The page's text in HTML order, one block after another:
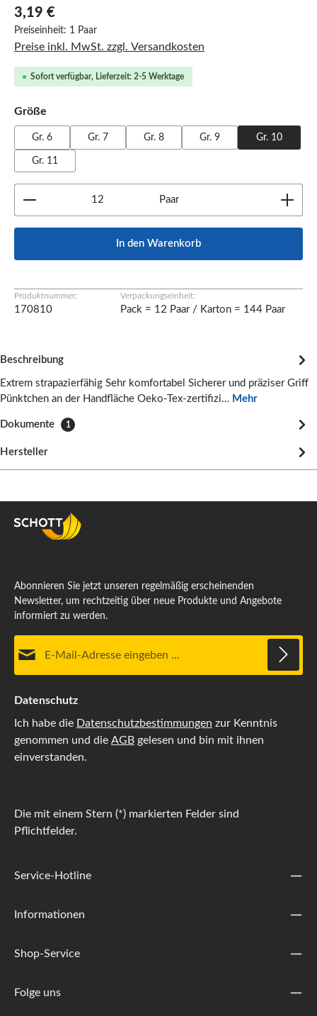
3,19 €
Preiseinheit: 1 Paar
Preise inkl. MwSt. zzgl. Versandkosten
Sofort verfügbar, Lieferzeit: 2-5 Werktage
Größe
Gr. 6 Gr. 7 Gr. 8 Gr. 9 Gr. 10
Gr. 11
Produkt Anzahl: Gib den gewünschten Wert ein
Paar
In den Warenkorb
Produktnummer:
170810
Verpackungseinheit:
Pack = 12 Paar / Karton = 144 Paar
Beschreibung
Extrem strapazierfähig Sehr komfortabel Sicherer und präziser Griff
Pünktchen an der Handfläche Oeko-Tex-zertifizi… Mehr
Dokumente 1
Hersteller
Abonnieren Sie jetzt unseren regelmäßig erscheinenden
Newsletter, um rechtzeitig über neue Produkte und Angebote
informiert zu werden.
Datenschutz
Ich habe die Datenschutzbestimmungen zur Kenntnis
genommen und die AGB gelesen und bin mit ihnen
einverstanden.
Die mit einem Stern (*) markierten Felder sind
Pflichtfelder.
Service-Hotline
Informationen
Shop-Service
Folge uns